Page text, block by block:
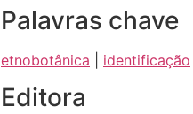
Palavras chave
etnobotânica identificação
Editora